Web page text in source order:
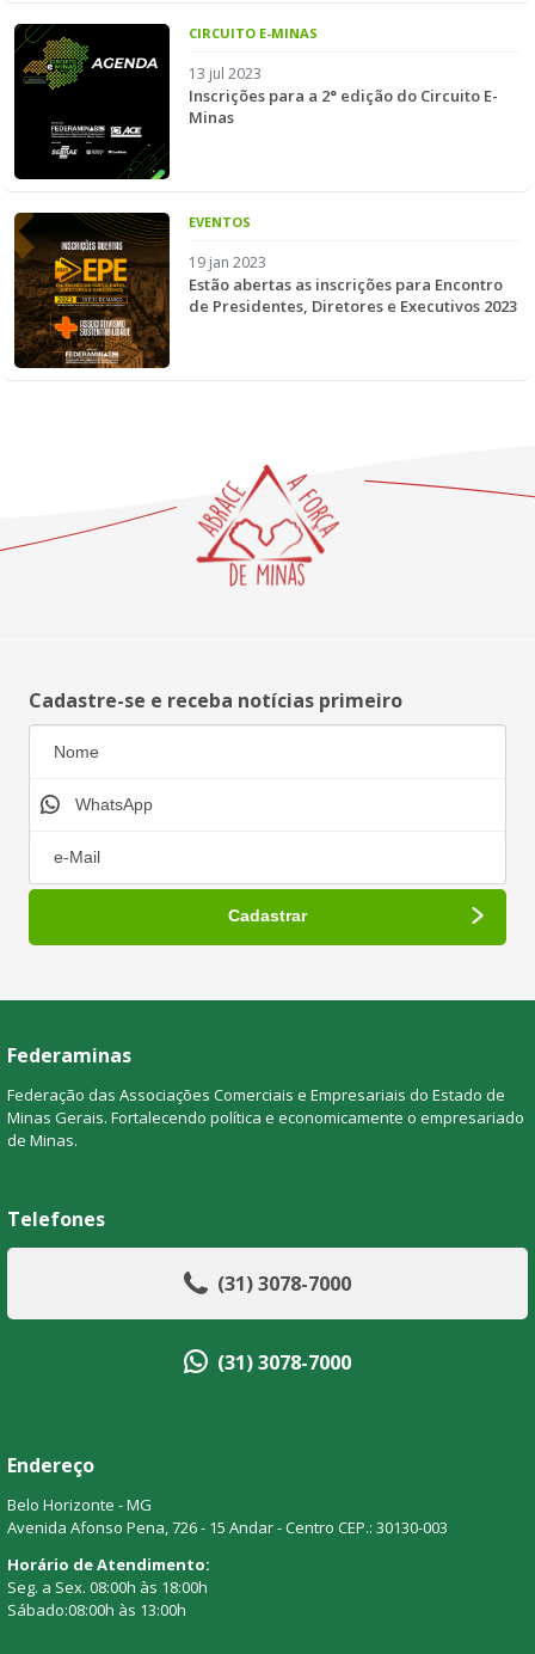
CIRCUITO E-MINAS
13 jul 2023
Inscrições para a 2° edição do Circuito E-
Minas
EVENTOS
19 jan 2023
Estão abertas as inscrições para Encontro
de Presidentes, Diretores e Executivos 2023
Cadastre-se e receba notícias primeiro
Federaminas
Federação das Associações Comerciais e Empresariais do Estado de
Minas Gerais. Fortalecendo política e economicamente o empresariado
de Minas.
Telefones
(31) 3078-7000
(31) 3078-7000
Endereço
Belo Horizonte - MG
Avenida Afonso Pena, 726 - 15 Andar - Centro CEP.: 30130-003
Horário de Atendimento:
Seg. a Sex. 08:00h às 18:00h
Sábado:08:00h às 13:00h